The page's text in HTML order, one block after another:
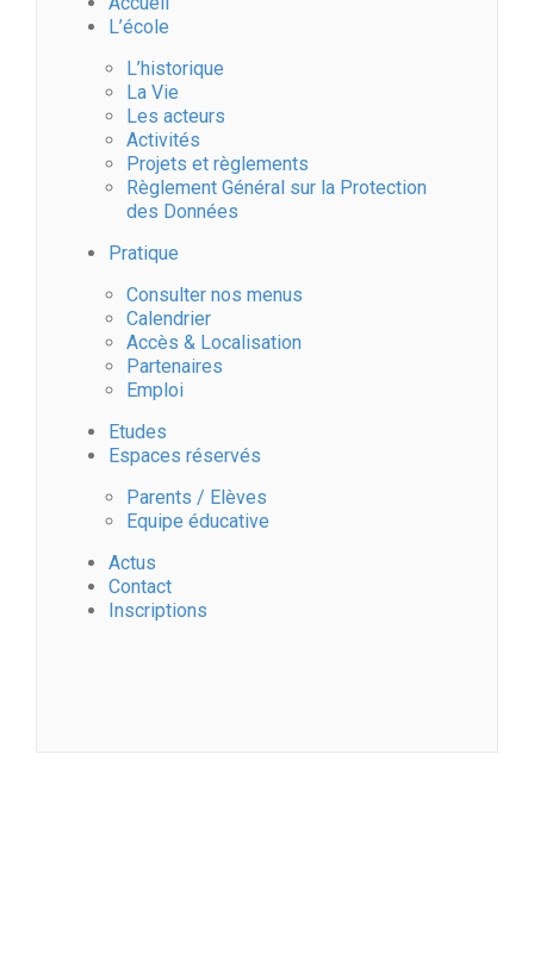
L’école
L’historique
La Vie
Les acteurs
Activités
Projets et règlements
Règlement Général sur la Protection
des Données
Pratique
Consulter nos menus
Calendrier
Accès & Localisation
Partenaires
Emploi
Etudes
Espaces réservés
Parents / Elèves
Equipe éducative
Actus
Contact
Inscriptions